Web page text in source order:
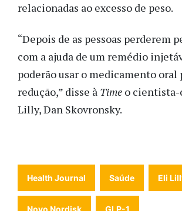
relacionadas ao excesso de peso.
“Depois de as pessoas perderem
com a ajuda de um remédio
poderão usar o medicamento oral
redução,” disse à Time o cientista-
Lilly, Dan Skovronsky.
Health Journal Saúde Eli
Novo Nordisk GLP-1